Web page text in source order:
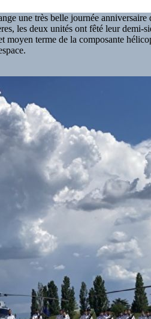
une très belle journée
les deux unités ont fêté leur demi-
terme de la composante